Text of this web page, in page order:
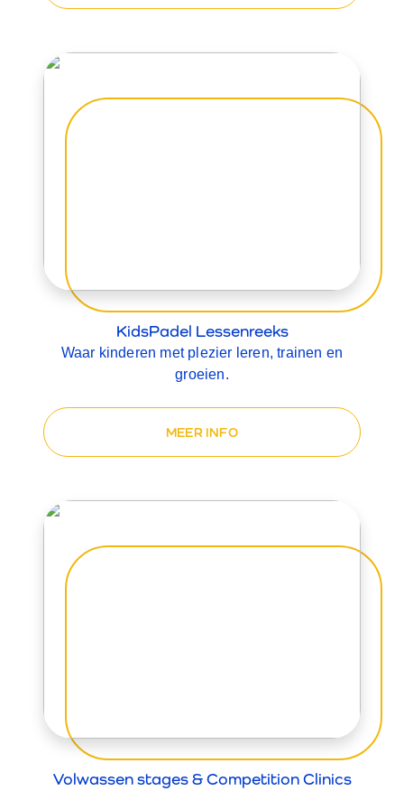
KidsPadel Lessenreeks
Waar kinderen met plezier leren, trainen en
groeien.
MEER INFO
Volwassen stages & Competition Clinics